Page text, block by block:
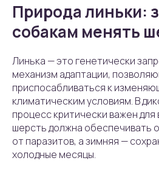
Природа линьки:
собакам менять
Линька — это генетически
механизм адаптации,
приспосабливаться к
климатическим условиям. В
процесс критически важен
шерсть должна обеспечивать
от паразитов, а зимняя —
холодные месяцы.